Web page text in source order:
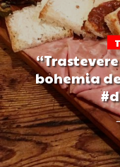
bohemia